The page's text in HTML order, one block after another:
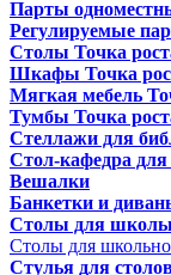
Парты
Регулируемые
Столы Точка
Шкафы Точка
Мягкая мебель
Тумбы Точка
Стеллажи для
Стол-кафедра для
Вешалки
Банкетки и
Столы для
Столы для
Стулья для